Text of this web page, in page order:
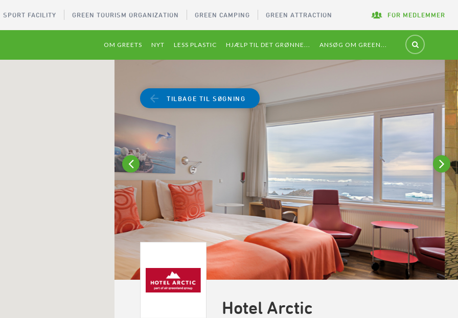
SPORT FACILITY GREEN TOURISM ORGANIZATION GREEN CAMPING GREEN ATTRACTION FOR MEDLEMMER
OM GREETS NYT LESS PLASTIC HJÆLP TIL DET GRØNNE... ANSØG OM GREEN...
TILBAGE TIL SØGNING
Hotel Arctic